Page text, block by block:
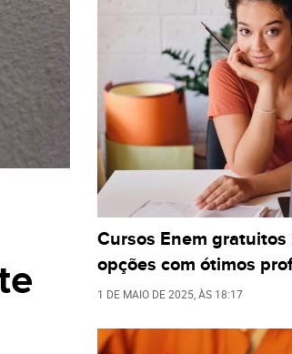
Cursos Enem gratuitos
opções com ótimos
1 DE MAIO DE 2025 , ÀS 18:17